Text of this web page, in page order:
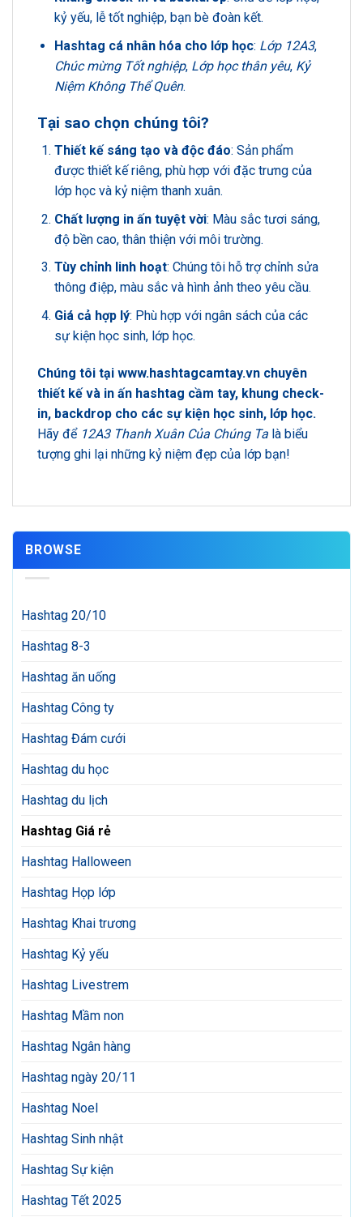
kỷ yếu, lễ tốt nghiệp, bạn bè đoàn kết.
Hashtag cá nhân hóa cho lớp học: Lớp 12A3,
Chúc mừng Tốt nghiệp, Lớp học thân yêu, Kỷ
Niệm Không Thể Quên.
Tại sao chọn chúng tôi?
Thiết kế sáng tạo và độc đáo: Sản phẩm
được thiết kế riêng, phù hợp với đặc trưng của
lớp học và kỷ niệm thanh xuân.
Chất lượng in ấn tuyệt vời: Màu sắc tươi sáng,
độ bền cao, thân thiện với môi trường.
Tùy chỉnh linh hoạt: Chúng tôi hỗ trợ chỉnh sửa
thông điệp, màu sắc và hình ảnh theo yêu cầu.
Giá cả hợp lý: Phù hợp với ngân sách của các
sự kiện học sinh, lớp học.
Chúng tôi tại www.hashtagcamtay.vn chuyên
thiết kế và in ấn hashtag cầm tay, khung check-
in, backdrop cho các sự kiện học sinh, lớp học.
Hãy để 12A3 Thanh Xuân Của Chúng Ta là biểu
tượng ghi lại những kỷ niệm đẹp của lớp bạn!
BROWSE
Hashtag 20/10
Hashtag 8-3
Hashtag ăn uống
Hashtag Công ty
Hashtag Đám cưới
Hashtag du học
Hashtag du lịch
Hashtag Giá rẻ
Hashtag Halloween
Hashtag Họp lớp
Hashtag Khai trương
Hashtag Kỷ yếu
Hashtag Livestrem
Hashtag Mầm non
Hashtag Ngân hàng
Hashtag ngày 20/11
Hashtag Noel
Hashtag Sinh nhật
Hashtag Sự kiện
Hashtag Tết 2025